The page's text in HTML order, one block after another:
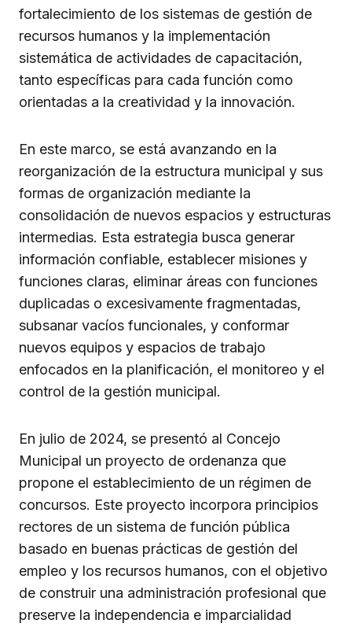
fortalecimiento de los sistemas de gestión de
recursos humanos y la implementación
sistemática de actividades de capacitación,
tanto específicas para cada función como
orientadas a la creatividad y la innovación.
En este marco, se está avanzando en la
reorganización de la estructura municipal y sus
formas de organización mediante la
consolidación de nuevos espacios y estructuras
intermedias. Esta estrategia busca generar
información confiable, establecer misiones y
funciones claras, eliminar áreas con funciones
duplicadas o excesivamente fragmentadas,
subsanar vacíos funcionales, y conformar
nuevos equipos y espacios de trabajo
enfocados en la planificación, el monitoreo y el
control de la gestión municipal.
En julio de 2024, se presentó al Concejo
Municipal un proyecto de ordenanza que
propone el establecimiento de un régimen de
concursos. Este proyecto incorpora principios
rectores de un sistema de función pública
basado en buenas prácticas de gestión del
empleo y los recursos humanos, con el objetivo
de construir una administración profesional que
preserve la independencia e imparcialidad